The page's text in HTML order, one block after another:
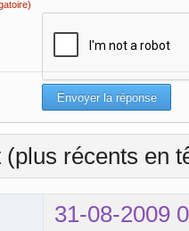
(plus récents en
31-08-2009